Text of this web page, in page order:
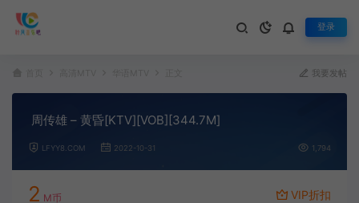
登录
我要发帖
周传雄 – 黄昏[KTV][VOB][344.7M]
LFYY8.COM 2022-10-31 1,794
2 M币 VIP折扣